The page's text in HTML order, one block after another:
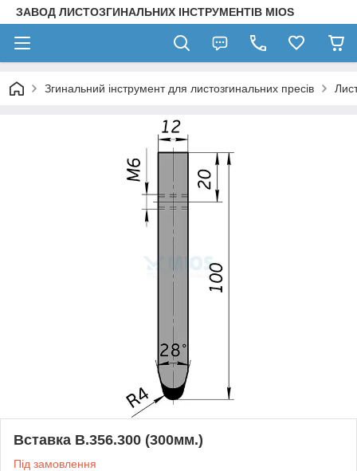
ЗАВОД ЛИСТОЗГИНАЛЬНИХ ІНСТРУМЕНТІВ MIOS
Згинальний інструмент для листозгинальних пресів
Вставка B.356.300 (300мм.)
Під замовлення